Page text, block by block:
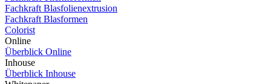
Fachkraft Blasfolienextrusion
Fachkraft Blasformen
Colorist
Online
Überblick Online
Inhouse
Überblick Inhouse